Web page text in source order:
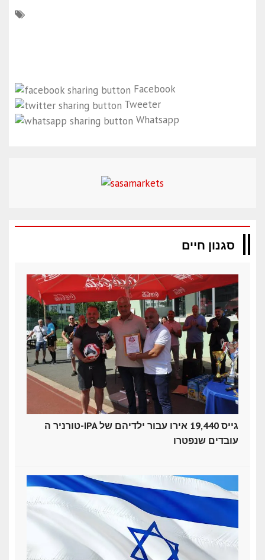
Facebook
Tweeter
Whatsapp
סגנון חיים
טורניר ה-IPA גייס 19,440 אירו עבור ילדיהם של
עובדים שנפטרו